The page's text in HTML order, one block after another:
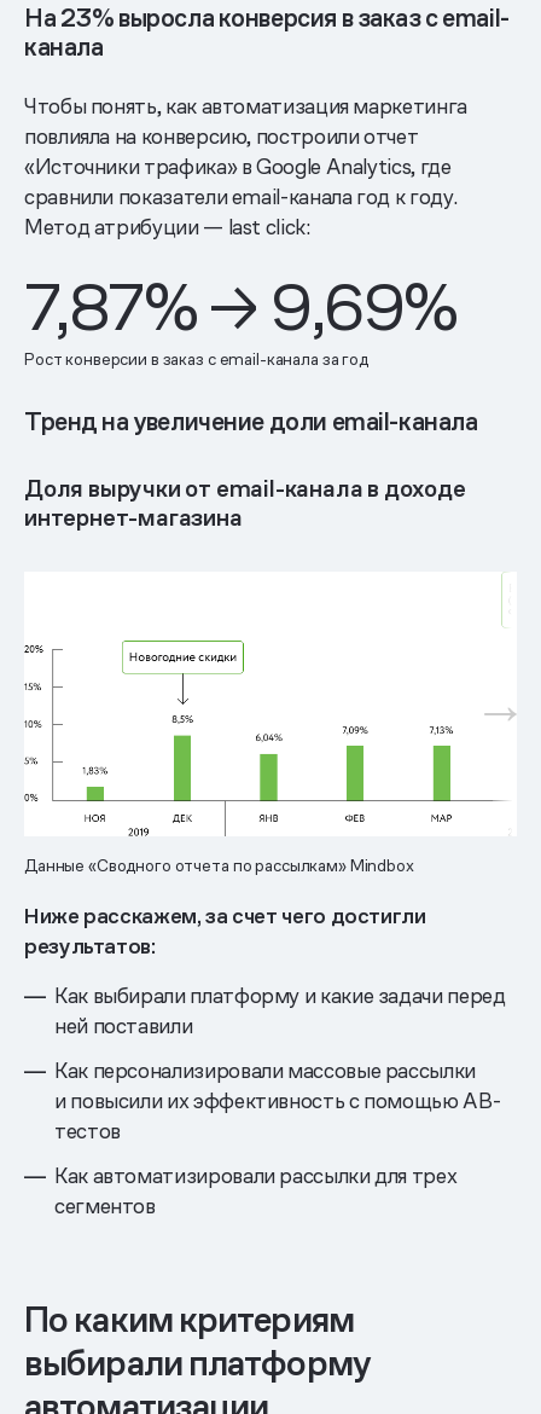
На 23% выросла конверсия в заказ с email-
канала
Чтобы понять, как автоматизация маркетинга
повлияла на конверсию, построили отчет
«Источники трафика» в Google Analytics, где
сравнили показатели email-канала год к году.
Метод атрибуции — last click:
7,87% → 9,69%
Рост конверсии в заказ с email-канала за год
Тренд на увеличение доли email-канала
Доля выручки от email-канала в доходе
интернет-магазина
Данные «Сводного отчета по рассылкам» Mindbox
Ниже расскажем, за счет чего достигли
результатов:
Как выбирали платформу и какие задачи перед
ней поставили
Как персонализировали массовые рассылки
и повысили их эффективность с помощью AB-
тестов
Как автоматизировали рассылки для трех
сегментов
По каким критериям
выбирали платформу